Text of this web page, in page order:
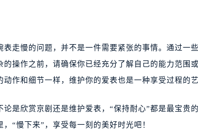
表走慢的问题，并不是一件需要紧张的事情。通过一
的操作之前，请确保你已经充分了解自己的能力范围
动作和细节一样，维护你的爱表也是一种享受过程的艺
论是欣赏京剧还是维护爱表，“保持耐心”都是最宝贵
“慢下来”，享受每一刻的美好时光吧！